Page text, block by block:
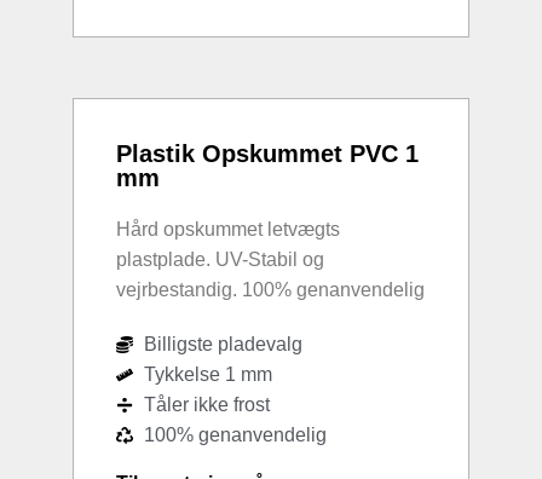
Plastik Opskummet PVC 1
mm
Hård opskummet letvægts
plastplade. UV-Stabil og
vejrbestandig. 100% genanvendelig
Billigste pladevalg
Tykkelse 1 mm
Tåler ikke frost
100% genanvendelig